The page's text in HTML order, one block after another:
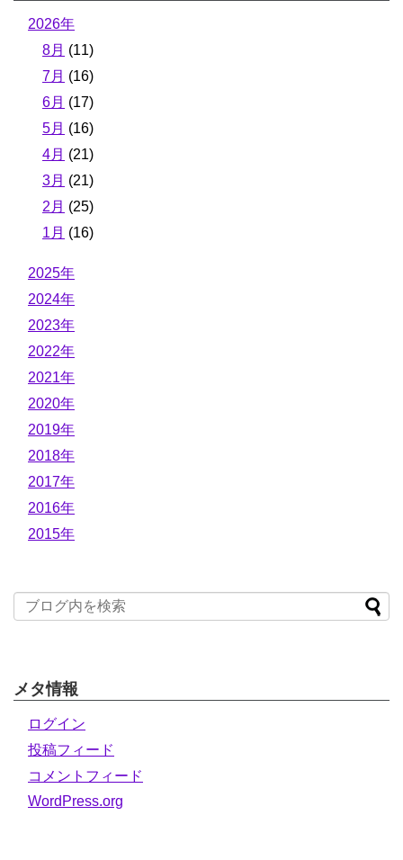
2026年
8月 (11)
7月 (16)
6月 (17)
5月 (16)
4月 (21)
3月 (21)
2月 (25)
1月 (16)
2025年
2024年
2023年
2022年
2021年
2020年
2019年
2018年
2017年
2016年
2015年
メタ情報
ログイン
投稿フィード
コメントフィード
WordPress.org